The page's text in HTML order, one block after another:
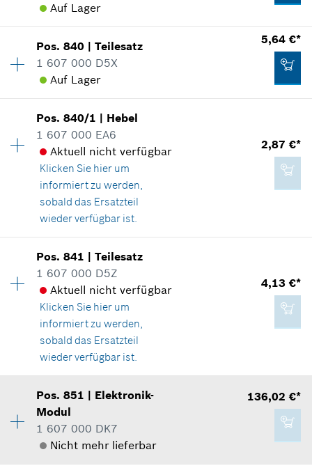
27,71 €*
*Unverbindliche Preisempfehlung des
Herstellers inklusive MwSt
Verwendungsnachweis
In Darstellung zeigen
64,44 €*
Herstellers inklusive MwSt
Zum Warenkorb hinzufügen
Auf Lager
Verfügbarkeit 1
Preisgruppe:12
Ersatzteilinformationen
Verwendungsnachweis
In Darstellung zeigen
1,73 €*
Zum Warenkorb hinzufügen
Pos.840 |Teilesatz
1 607 000 D5X
Auf Lager
5,64 €*
Verfügbarkeit 1
Preisgruppe:19
Ersatzteilinformationen
Verwendungsnachweis
In Darstellung zeigen
5,64 €*
*Unverbindliche Preisempfehlung des
Herstellers inklusive MwSt
Zum Warenkorb hinzufügen
Pos.840/1 | Hebel
1 607 000 EA6
Aktuell nicht verfügbar
Klicken Sie hier um
informiert zu werden,
sobald das Ersatzteil
wieder verfügbar ist.
2,87 €*
Preisgruppe:15
Ersatzteilinformationen
Verwendungsnachweis
In Darstellung zeigen
2,87 €*
*Unverbindliche Preisempfehlung des
Herstellers inklusive MwSt
Pos.841 |Teilesatz
1 607 000 D5Z
Aktuell nicht verfügbar
Klicken Sie hier um
informiert zu werden,
sobald das Ersatzteil
wieder verfügbar ist.
4,13 €*
Preisgruppe:17
Ersatzteilinformationen
Verwendungsnachweis
Pos.851 | Elektronik-
Modul
1 607 000 DK7
Nicht mehr lieferbar
136,02 €*